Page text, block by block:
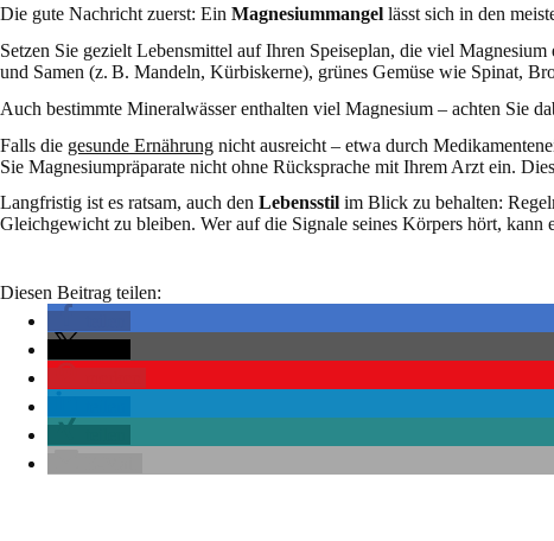
Die gute Nachricht zuerst: Ein Magnesiummangel lässt sich in den
Setzen Sie gezielt Lebensmittel auf Ihren Speiseplan, die viel
und Samen (z. B. Mandeln, Kürbiskerne), grünes Gemüse wie Spinat,
Auch bestimmte Mineralwässer enthalten viel Magnesium – achten Sie
Falls die gesunde Ernährung nicht ausreicht – etwa durch
Sie Magnesiumpräparate nicht ohne Rücksprache mit Ihrem Arzt ein.
Langfristig ist es ratsam, auch den Lebensstil im Blick zu behalten:
Gleichgewicht zu bleiben. Wer auf die Signale seines Körpers hört,
Diesen Beitrag teilen: